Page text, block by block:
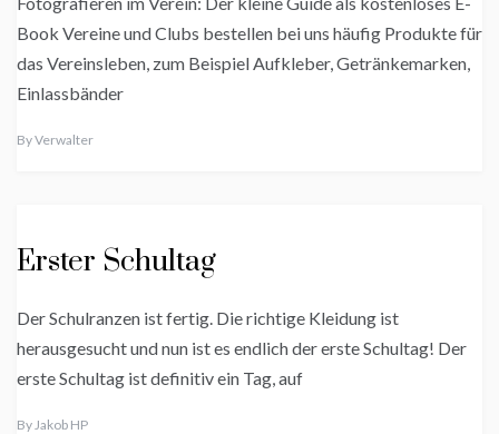
Book Vereine und Clubs bestellen bei uns häufig Produkte für
das Vereinsleben, zum Beispiel Aufkleber, Getränkemarken,
Einlassbänder
ByVerwalter
Erster Schultag
Der Schulranzen ist fertig. Die richtige Kleidung ist
herausgesucht und nun ist es endlich der erste Schultag! Der
erste Schultag ist definitiv ein Tag, auf
ByJakob HP